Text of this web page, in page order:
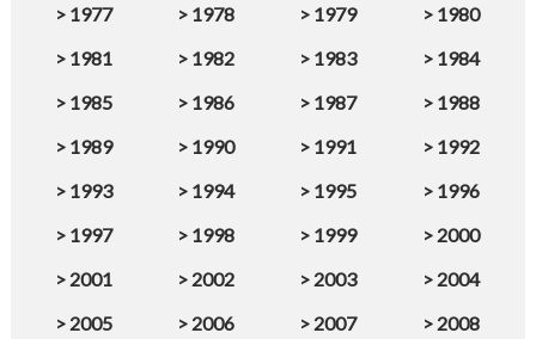
> 1977 > 1978 > 1979 > 1980
> 1981 > 1982 > 1983 > 1984
> 1985 > 1986 > 1987 > 1988
> 1989 > 1990 > 1991 > 1992
> 1993 > 1994 > 1995 > 1996
> 1997 > 1998 > 1999 > 2000
> 2001 > 2002 > 2003 > 2004
> 2005 > 2006 > 2007 > 2008